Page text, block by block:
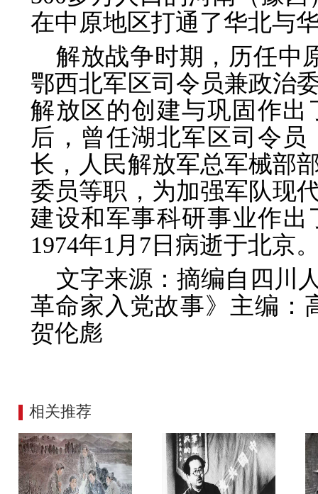
在中原地区打通了华北与
解放战争时期，历任中
鄂西北军区司令员兼政治
解放区的创建与巩固作
后，曾任湖北军区司令
长，人民解放军总军械部
委员等职，为加强军队现
建设和军事科研事业作出
1974年1月7日病逝于北京
文字来源：摘编自四川
革命家入党故事》主编：
贺伦彪
相关推荐